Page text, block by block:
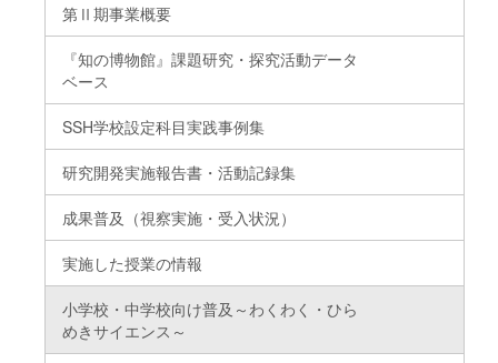
第Ⅱ期事業概要
『知の博物館』課題研究・探究活動データ
ベース
SSH学校設定科目実践事例集
研究開発実施報告書・活動記録集
成果普及（視察実施・受入状況）
実施した授業の情報
小学校・中学校向け普及～わくわく・ひら
めきサイエンス～